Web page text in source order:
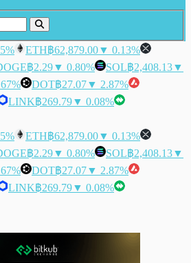
ETH฿62,879.00▼ 0.13%
฿2.29▼ 0.80% SOL฿2,408.13▼
DOT฿27.07▼ 2.87%
LINK฿269.79▼ 0.08%
ETH฿62,879.00▼ 0.13%
฿2.29▼ 0.80% SOL฿2,408.13▼
DOT฿27.07▼ 2.87%
LINK฿269.79▼ 0.08%